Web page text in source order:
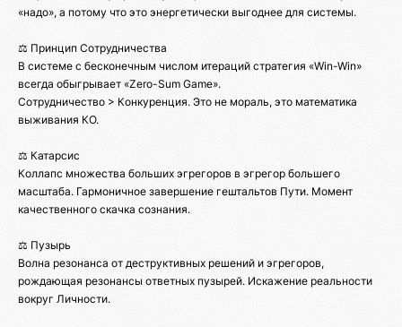
«надо», а потому что это энергетически выгоднее для системы.
⚖️ Принцип Сотрудничества
В системе с бесконечным числом итераций стратегия «Win-Win»
всегда обыгрывает «Zero-Sum Game».
Сотрудничество > Конкуренция. Это не мораль, это математика
выживания КО.
⚖️ Катарсис
Коллапс множества больших эгрегоров в эгрегор большего
масштаба. Гармоничное завершение гештальтов Пути. Момент
качественного скачка сознания.
⚖️ Пузырь
Волна резонанса от деструктивных решений и эгрегоров,
рождающая резонансы ответных пузырей. Искажение реальности
вокруг Личности.